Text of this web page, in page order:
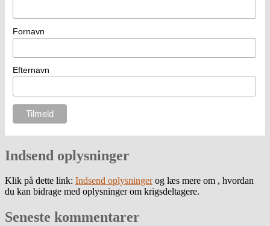
Fornavn
Efternavn
Indsend oplysninger
Klik på dette link: Indsend oplysningerog læs mere om , hvordan
du kan bidrage med oplysninger om krigsdeltagere.
Seneste kommentarer